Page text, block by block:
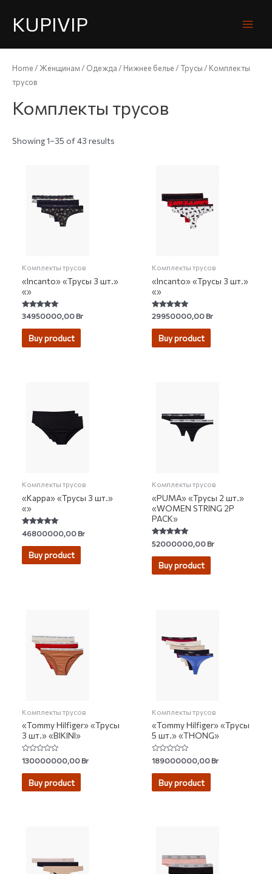
KUPIVIP
Home / Женщинам/ Одежда / Нижнее белье /Трусы / Комплекты
трусов
Комплекты трусов
Showing 1–35 of 43 results
Комплекты трусов
«Incanto» «Трусы 3 шт.»
«»
Rated
5.00
out of 5
34950000,00Br
Buy product
Комплекты трусов
«Incanto» «Трусы 3 шт.»
«»
Rated
4.91
out of 5
29950000,00Br
Buy product
Комплекты трусов
«Kappa» «Трусы 3 шт.»
«»
Rated
5.00
out of 5
46800000,00Br
Buy product
Комплекты трусов
«PUMA» «Трусы 2 шт.»
«WOMEN STRING 2P
PACK»
Rated
4.94
out of 5
52000000,00Br
Buy product
Комплекты трусов
«Tommy Hilfiger» «Трусы
3 шт.» «BIKINI»
Rated
0
out
130000000,00Br
Buy product
Комплекты трусов
«Tommy Hilfiger» «Трусы
5 шт.» «THONG»
Rated
0
out
189000000,00Br
Buy product